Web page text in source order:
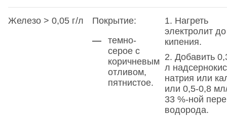
Железо > 0,05 г/л
Покрытие:
темно­-
серое с
коричневым
отливом,
пятнистое.
1. Нагреть
электролит до
кипения.
2. Добавить
л
натрия или
или 0,5-0,8
33 %-ной
водорода.